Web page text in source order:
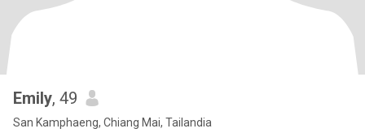
Emily, 49
San Kamphaeng, Chiang Mai, Tailandia